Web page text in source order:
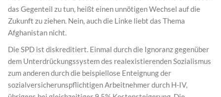
das Gegenteil zu tun, heißt einen unnötigen Wechsel auf die
Zukunft zu ziehen. Nein, auch die Linke liebt das Thema
Afghanistan nicht.
Die SPD ist diskreditiert. Einmal durch die Ignoranz gegenüber
dem Unterdrückungssystem des realexistierenden Sozialismus
zum anderen durch die beispiellose Enteignung der
sozialversicherunspflichtigen Arbeitnehmer durch H-IV,